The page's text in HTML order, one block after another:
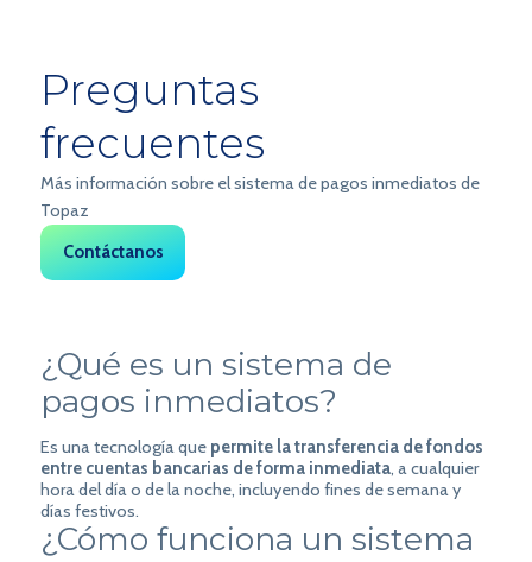
Preguntas
frecuentes
Más información sobre el sistema de pagos inmediatos de
Topaz
Contáctanos
¿Qué es un sistema de
pagos inmediatos?
Es una tecnología que permite la transferencia de fondos
entre cuentas bancarias de forma inmediata, a cualquier
hora del día o de la noche, incluyendo fines de semana y
días festivos.
¿Cómo funciona un sistema